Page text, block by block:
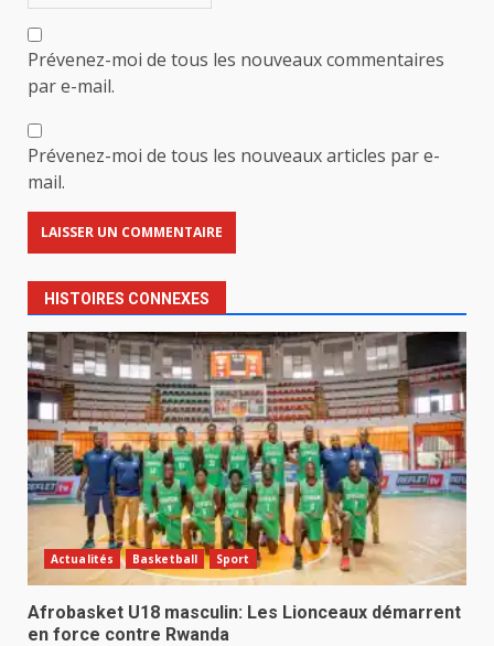
Prévenez-moi de tous les nouveaux commentaires
par e-mail.
Prévenez-moi de tous les nouveaux articles par e-
mail.
HISTOIRES CONNEXES
Actualités Basketball Sport
Afrobasket U18 masculin: Les Lionceaux démarrent
en force contre Rwanda